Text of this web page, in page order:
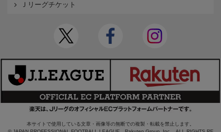
Ｊリーグチケット
本サイトで使用している文章・画像等の無断での複製・転載を禁止します。